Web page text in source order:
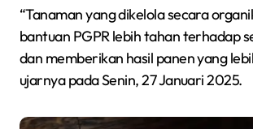
“Tanaman yang dikelola secara
bantuan PGPR lebih tahan terhadap
dan memberikan hasil panen yang
ujarnya pada Senin, 27 Januari 2025.